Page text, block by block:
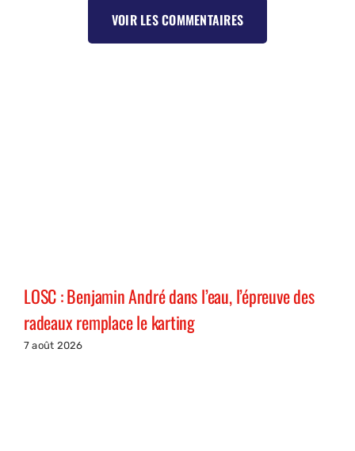
VOIR LES COMMENTAIRES
LOSC : Benjamin André dans l’eau, l’épreuve des
radeaux remplace le karting
7 août 2026